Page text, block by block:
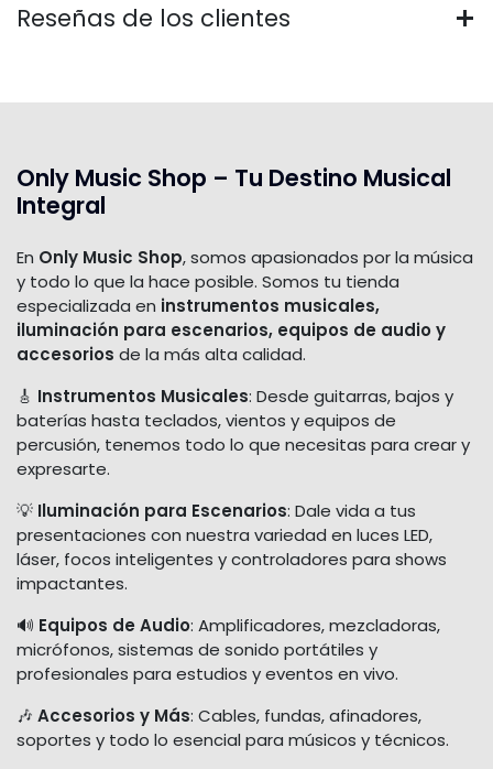
Reseñas de los clientes
Only Music Shop – Tu Destino Musical
Integral
En Only Music Shop, somos apasionados por la música
y todo lo que la hace posible. Somos tu tienda
especializada en instrumentos musicales,
iluminación para escenarios, equipos de audio y
accesorios de la más alta calidad.
🎸 Instrumentos Musicales: Desde guitarras, bajos y
baterías hasta teclados, vientos y equipos de
percusión, tenemos todo lo que necesitas para crear y
expresarte.
💡 Iluminación para Escenarios: Dale vida a tus
presentaciones con nuestra variedad en luces LED,
láser, focos inteligentes y controladores para shows
impactantes.
🔊 Equipos de Audio: Amplificadores, mezcladoras,
micrófonos, sistemas de sonido portátiles y
profesionales para estudios y eventos en vivo.
🎶 Accesorios y Más: Cables, fundas, afinadores,
soportes y todo lo esencial para músicos y técnicos.